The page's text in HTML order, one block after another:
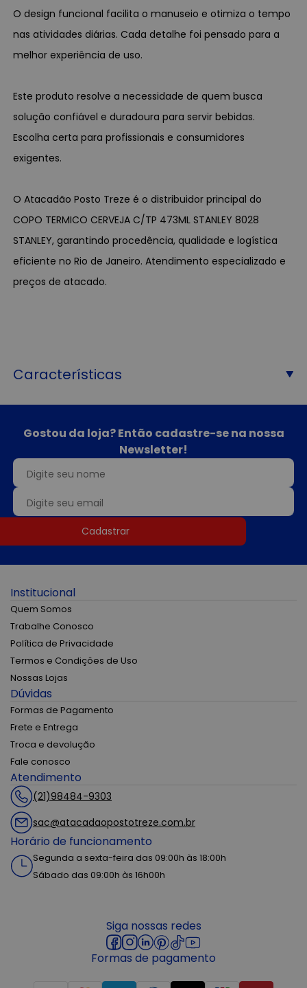
O design funcional facilita o manuseio e otimiza o tempo
nas atividades diárias. Cada detalhe foi pensado para a
melhor experiência de uso.
Este produto resolve a necessidade de quem busca
solução confiável e duradoura para servir bebidas.
Escolha certa para profissionais e consumidores
exigentes.
O Atacadão Posto Treze é o distribuidor principal do
COPO TERMICO CERVEJA C/TP 473ML STANLEY 8028
STANLEY, garantindo procedência, qualidade e logística
eficiente no Rio de Janeiro. Atendimento especializado e
preços de atacado.
Características
Gostou da loja? Então cadastre-se na nossa
Newsletter!
Cadastrar
Institucional
Quem Somos
Trabalhe Conosco
Política de Privacidade
Termos e Condições de Uso
Nossas Lojas
Dúvidas
Formas de Pagamento
Frete e Entrega
Troca e devolução
Fale conosco
Atendimento
(21)98484-9303
sac@atacadaopostotreze.com.br
Horário de funcionamento
Segunda a sexta-feira das 09:00h às 18:00h
Sábado das 09:00h às 16h00h
Siga nossas redes
Formas de pagamento